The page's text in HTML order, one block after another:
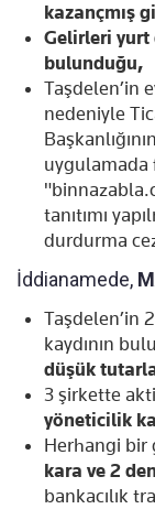
kazançmış
Gelirleri yurt
bulunduğu,
Taşdelen’in
nedeniyle
uygulamada
tanıtımı
durdurma
İddianamede,
Taşdelen’in
kaydının
düşük
3 şirkette
yöneticilik
Herhangi bir
kara ve 2
bankacılık